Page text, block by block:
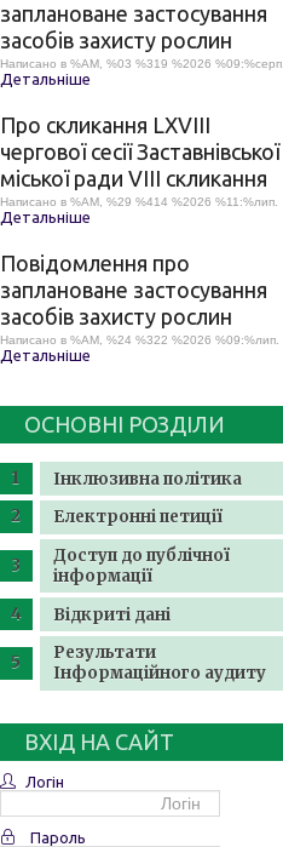
заплановане застосування
засобів захисту рослин
Написано в %AM, %03 %319 %2026 %09:%серп.
Детальніше
Про скликання LХVІІІ
чергової сесії Заставнівської
міської ради VIII скликання
Написано в %AM, %29 %414 %2026 %11:%лип.
Детальніше
Повідомлення про
заплановане застосування
засобів захисту рослин
Написано в %AM, %24 %322 %2026 %09:%лип.
Детальніше
ОСНОВНІ РОЗДІЛИ
Інклюзивна політика
Електронні петиції
Доступ до публічної
інформації
Відкриті дані
Результати
Інформаційного аудиту
ВХІД НА САЙТ
Логін
Пароль